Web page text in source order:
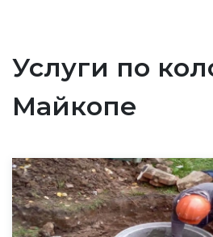
Услуги по
Майкопе